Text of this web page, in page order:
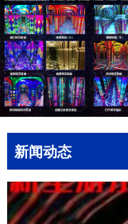
新闻动态